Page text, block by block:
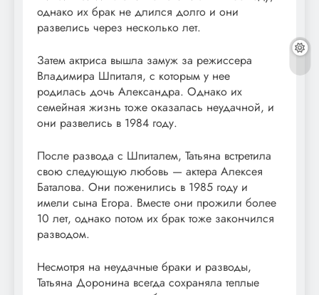
однако их брак не длился долго и они
развелись через несколько лет.
Затем актриса вышла замуж за режиссера
Владимира Шпиталя, с которым у нее
родилась дочь Александра. Однако их
семейная жизнь тоже оказалась неудачной, и
они развелись в 1984 году.
После развода с Шпиталем, Татьяна встретила
свою следующую любовь — актера Алексея
Баталова. Они поженились в 1985 году и
имели сына Егора. Вместе они прожили более
10 лет, однако потом их брак тоже закончился
разводом.
Несмотря на неудачные браки и разводы,
Татьяна Доронина всегда сохраняла теплые